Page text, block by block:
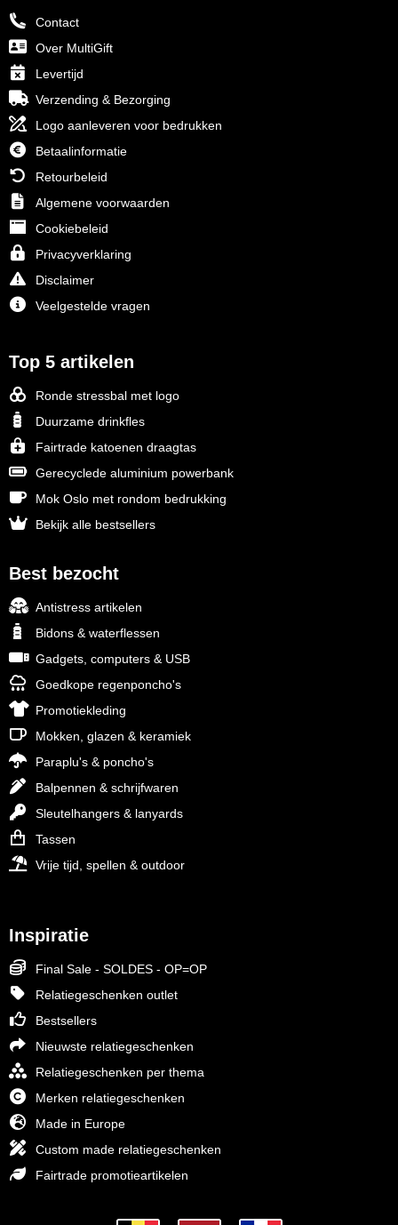
Contact
Over MultiGift
Levertijd
Verzending & Bezorging
Logo aanleveren voor bedrukken
Betaalinformatie
Retourbeleid
Algemene voorwaarden
Cookiebeleid
Privacyverklaring
Disclaimer
Veelgestelde vragen
Top 5 artikelen
Ronde stressbal met logo
Duurzame drinkfles
Fairtrade katoenen draagtas
Gerecyclede aluminium powerbank
Mok Oslo met rondom bedrukking
Bekijk alle bestsellers
Best bezocht
Antistress artikelen
Bidons & waterflessen
Gadgets, computers & USB
Goedkope regenponcho's
Promotiekleding
Mokken, glazen & keramiek
Paraplu's & poncho's
Balpennen & schrijfwaren
Sleutelhangers & lanyards
Tassen
Vrije tijd, spellen & outdoor
Inspiratie
Final Sale - SOLDES - OP=OP
Relatiegeschenken outlet
Bestsellers
Nieuwste relatiegeschenken
Relatiegeschenken per thema
Merken relatiegeschenken
Made in Europe
Custom made relatiegeschenken
Fairtrade promotieartikelen